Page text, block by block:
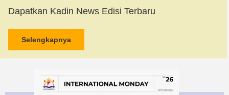
Dapatkan Kadin News Edisi Terbaru
Selengkapnya